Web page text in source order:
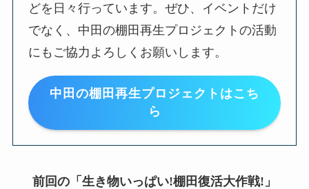
どを日々行っています。ぜひ、イベントだけ
でなく、中田の棚田再生プロジェクトの活動
にもご協力よろしくお願いします。
中田の棚田再生プロジェクトはこち
ら
前回の「生き物いっぱい!棚田復活大作戦!」